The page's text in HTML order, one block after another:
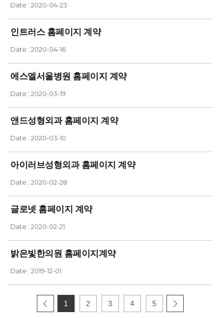
Date : 2020-04-23
인트러스 홈페이지 계약
Date : 2020-04-16
에스엘서울병원 홈페이지 계약
Date : 2020-03-19
앤드성형외과 홈페이지 계약
Date : 2020-03-10
아이러브성형외과 홈페이지 계약
Date : 2020-02-28
글로넷 홈페이지 계약
Date : 2020-02-21
밝은빛한의원 홈페이지계약
Date : 2019-12-01
1 2 3 4 5